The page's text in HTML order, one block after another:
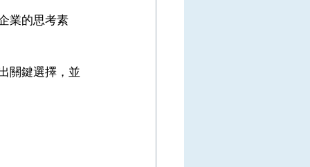
業的思考素
關鍵選擇，並